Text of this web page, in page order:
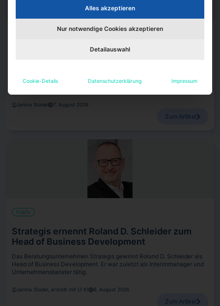
Bettina Meckel löst bei JLL Alexandra
JLL hat Bettina Meckel zur Leiterin des Asset-Managements ernannt.
Janina Stadel 7. August 2026
Zum Artikel
Köpfe
Strategis ernennt Roland D. Schleider zum
Head of Business Development
Das Beratungsunternehmen Strategis gewinnt Roland D. Schleider als
Head of Business Development. Er war zuletzt als Interimmanager und
Unternehmensberater tätig.
Janina Stadel, erstellt mit IZ KI 6. August 2026
Zum Artikel
Alles akzeptieren
Nur notwendige Cookies akzeptieren
Detailauswahl
Cookie-Details Datenschutzerklärung Impressum